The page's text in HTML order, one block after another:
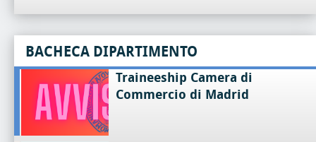
BACHECA DIPARTIMENTO
Traineeship Camera di
Commercio di Madrid